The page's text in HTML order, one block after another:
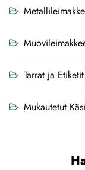
Tarrat ja Etiketit
Mukautetut